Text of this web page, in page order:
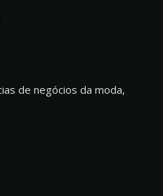
de negócios da moda,